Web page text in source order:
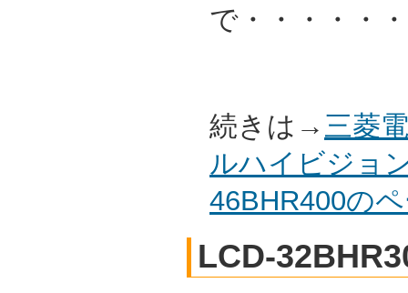
で・・・・・
続きは→ 三菱
ルハイビジョ
46BHR400の
LCD-